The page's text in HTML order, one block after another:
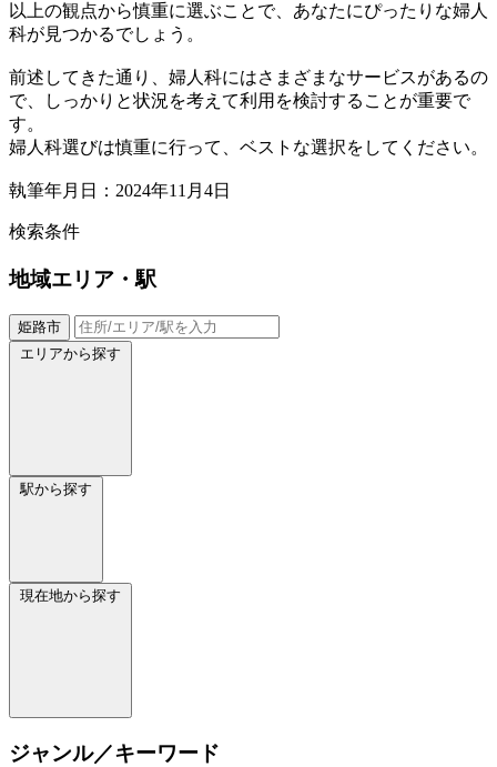
以上の観点から慎重に選ぶことで、あなたにぴったりな婦人
科が見つかるでしょう。
前述してきた通り、婦人科にはさまざまなサービスがあるの
で、しっかりと状況を考えて利用を検討することが重要で
す。
婦人科選びは慎重に行って、ベストな選択をしてください。
執筆年月日：2024年11月4日
検索条件
地域エリア・駅
姫路市
エリアから探す
駅から探す
現在地から探す
ジャンル／キーワード